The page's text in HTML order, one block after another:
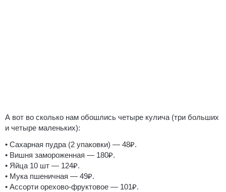
А вот во сколько нам обошлись четыре кулича (три больших
и четыре маленьких):
• Сахарная пудра (2 упаковки) — 48₽.
• Вишня замороженная — 180₽.
• Яйца 10 шт — 124₽.
• Мука пшеничная — 49₽.
• Ассорти орехово-фруктовое — 101₽.